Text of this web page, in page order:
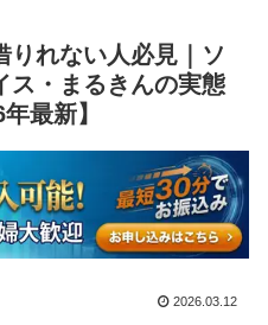
りれない人必見｜ソ
ス・まるきんの実態
最新】
2026.03.12